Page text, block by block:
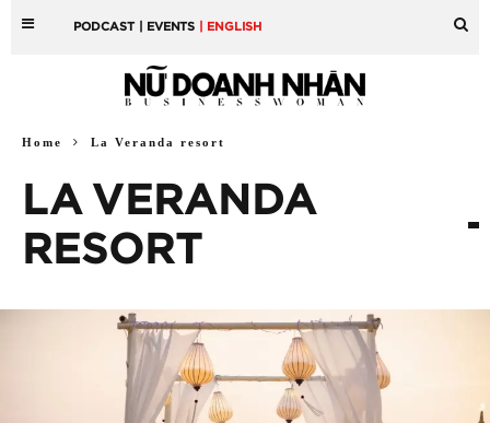
PODCAST | EVENTS | ENGLISH
Home La Veranda resort
LA VERANDA
RESORT